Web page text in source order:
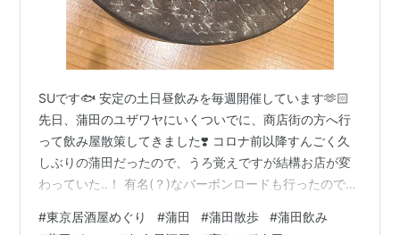
SUです🐟 安定の土日昼飲みを毎週開催しています🫶🏻
先日、蒲田のユザワヤにいくついでに、商店街の方へ行
って飲み屋散策してきました❣️ コロナ前以降すんごく久
しぶりの蒲田だったので、うろ覚えですが結構お店が変
わっていた‥！ 有名(？)なバーボンロードも行ったのです
を提供している魚介居酒屋さんをご紹介します！
#東京居酒屋めぐり #蒲田 #蒲田散歩 #蒲田飲み